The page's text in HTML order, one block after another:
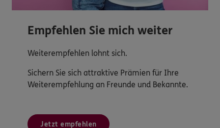
Empfehlen Sie mich weiter
Weiterempfehlen lohnt sich.
Sichern Sie sich attraktive Prämien für Ihre
Weiterempfehlung an Freunde und Bekannte.
Jetzt empfehlen